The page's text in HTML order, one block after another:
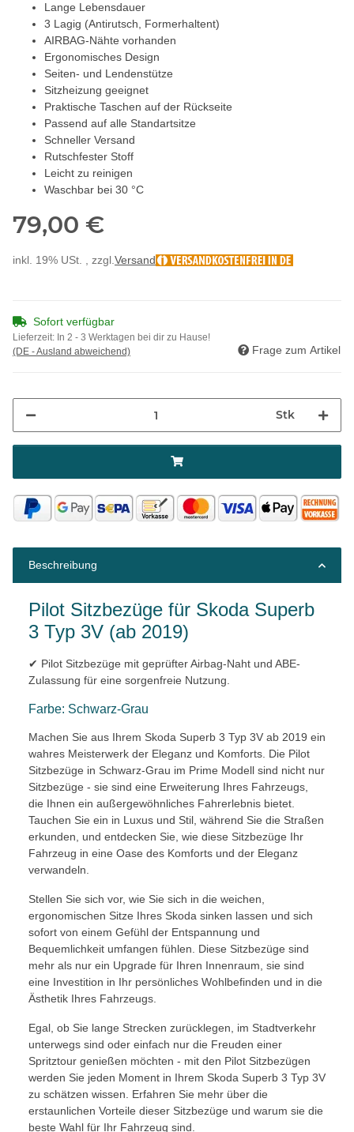
Lange Lebensdauer
3 Lagig (Antirutsch, Formerhaltent)
AIRBAG-Nähte vorhanden
Ergonomisches Design
Seiten- und Lendenstütze
Sitzheizung geeignet
Praktische Taschen auf der Rückseite
Passend auf alle Standartsitze
Schneller Versand
Rutschfester Stoff
Leicht zu reinigen
Waschbar bei 30 °C
79,00 €
inkl. 19% USt. , zzgl. Versand
Sofort verfügbar
Lieferzeit: In 2 - 3 Werktagen bei dir zu Hause!
(DE - Ausland abweichend)
Frage zum Artikel
Stk
Beschreibung
Pilot Sitzbezüge für Skoda Superb
3 Typ 3V (ab 2019)
✔ Pilot Sitzbezüge mit geprüfter Airbag-Naht und ABE-
Zulassung für eine sorgenfreie Nutzung.
Farbe: Schwarz-Grau
Machen Sie aus Ihrem Skoda Superb 3 Typ 3V ab 2019 ein
wahres Meisterwerk der Eleganz und Komforts. Die Pilot
Sitzbezüge in Schwarz-Grau im Prime Modell sind nicht nur
Sitzbezüge - sie sind eine Erweiterung Ihres Fahrzeugs,
die Ihnen ein außergewöhnliches Fahrerlebnis bietet.
Tauchen Sie ein in Luxus und Stil, während Sie die Straßen
erkunden, und entdecken Sie, wie diese Sitzbezüge Ihr
Fahrzeug in eine Oase des Komforts und der Eleganz
verwandeln.
Stellen Sie sich vor, wie Sie sich in die weichen,
ergonomischen Sitze Ihres Skoda sinken lassen und sich
sofort von einem Gefühl der Entspannung und
Bequemlichkeit umfangen fühlen. Diese Sitzbezüge sind
mehr als nur ein Upgrade für Ihren Innenraum, sie sind
eine Investition in Ihr persönliches Wohlbefinden und in die
Ästhetik Ihres Fahrzeugs.
Egal, ob Sie lange Strecken zurücklegen, im Stadtverkehr
unterwegs sind oder einfach nur die Freuden einer
Spritztour genießen möchten - mit den Pilot Sitzbezügen
werden Sie jeden Moment in Ihrem Skoda Superb 3 Typ 3V
zu schätzen wissen. Erfahren Sie mehr über die
erstaunlichen Vorteile dieser Sitzbezüge und warum sie die
beste Wahl für Ihr Fahrzeug sind.